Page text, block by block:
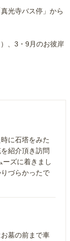
光寺バス停」から
、3・9月のお彼岸
に石塔をみた
紹介頂き訪問
ーズに着きまし
づらかったで
墓の前まで車